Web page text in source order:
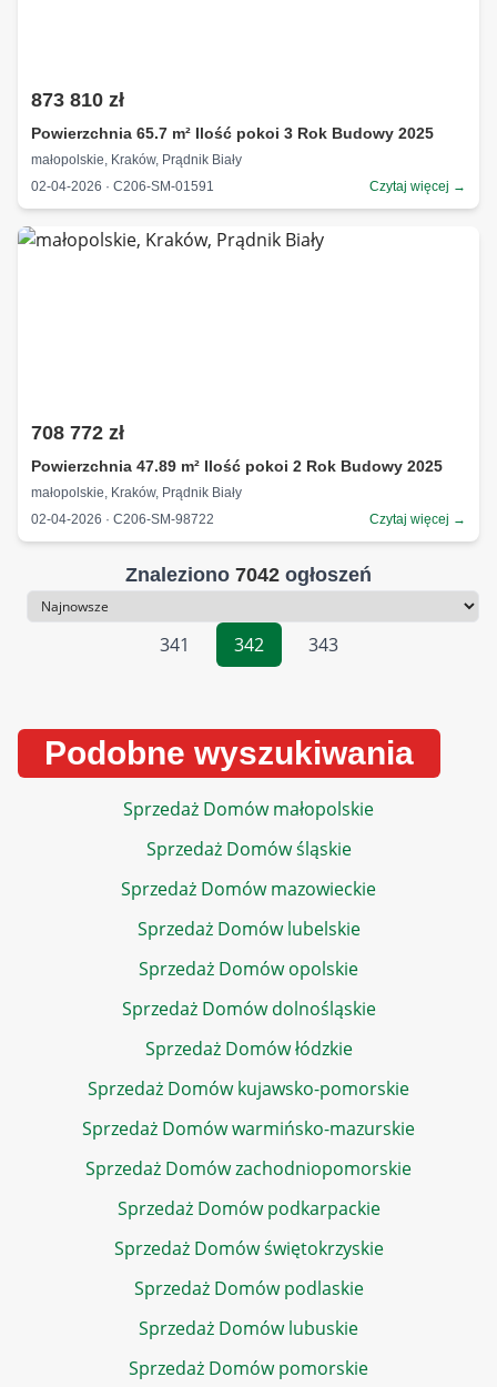
873 810 zł
Powierzchnia 65.7 m² Ilość pokoi 3 Rok Budowy 2025
małopolskie, Kraków, Prądnik Biały
02-04-2026 · C206-SM-01591
Czytaj więcej →
708 772 zł
Powierzchnia 47.89 m² Ilość pokoi 2 Rok Budowy 2025
małopolskie, Kraków, Prądnik Biały
02-04-2026 · C206-SM-98722
Czytaj więcej →
Znaleziono 7042 ogłoszeń
Sortowanie
341
342 343
Podobne wyszukiwania
Sprzedaż Domów małopolskie
Sprzedaż Domów śląskie
Sprzedaż Domów mazowieckie
Sprzedaż Domów lubelskie
Sprzedaż Domów opolskie
Sprzedaż Domów dolnośląskie
Sprzedaż Domów łódzkie
Sprzedaż Domów kujawsko-pomorskie
Sprzedaż Domów warmińsko-mazurskie
Sprzedaż Domów zachodniopomorskie
Sprzedaż Domów podkarpackie
Sprzedaż Domów świętokrzyskie
Sprzedaż Domów podlaskie
Sprzedaż Domów lubuskie
Sprzedaż Domów pomorskie